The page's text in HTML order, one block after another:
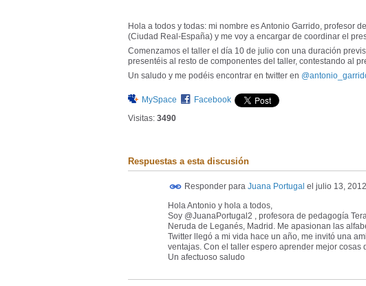
Hola a todos y todas: mi nombre es Antonio Garrido, profesor
(Ciudad Real-España) y me voy a encargar de coordinar el
Comenzamos el taller el día 10 de julio con una duración
presentéis al resto de componentes del taller, contestando al
Un saludo y me podéis encontrar en twitter en
MySpace
Facebook
Visitas: 3490
Respuestas a esta discusión
Responder para Juana Portugal el julio 13,
Hola Antonio y hola a todos,
Soy @JuanaPortugal2 , profesora de pedagogía
Neruda de Leganés, Madrid. Me apasionan las
Twitter llegó a mi vida hace un año, me invitó una
ventajas. Con el taller espero aprender mejor
Un afectuoso saludo